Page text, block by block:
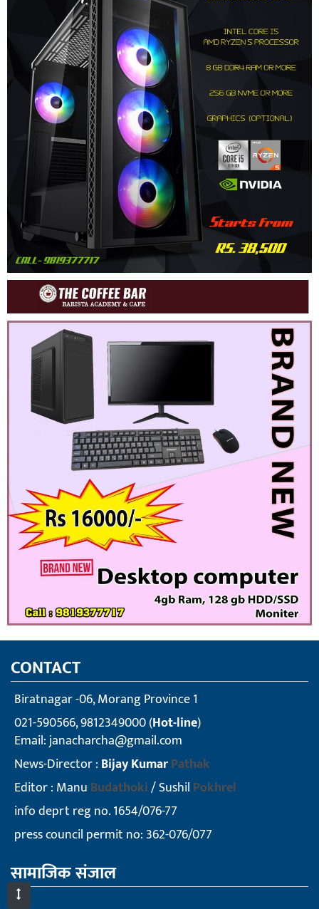
CONTACT
Biratnagar -06, Morang Province 1
021-590566, 9812349000 (Hot-line)
Email:janacharcha@gmail.com
News-Director : Bijay KumarPathak
Editor : Manu Budathoki/ Sushil Pokhrel
info deprt reg no. 1654/076-77
press council permit no: 362-076/077
सामाजिक संजाल